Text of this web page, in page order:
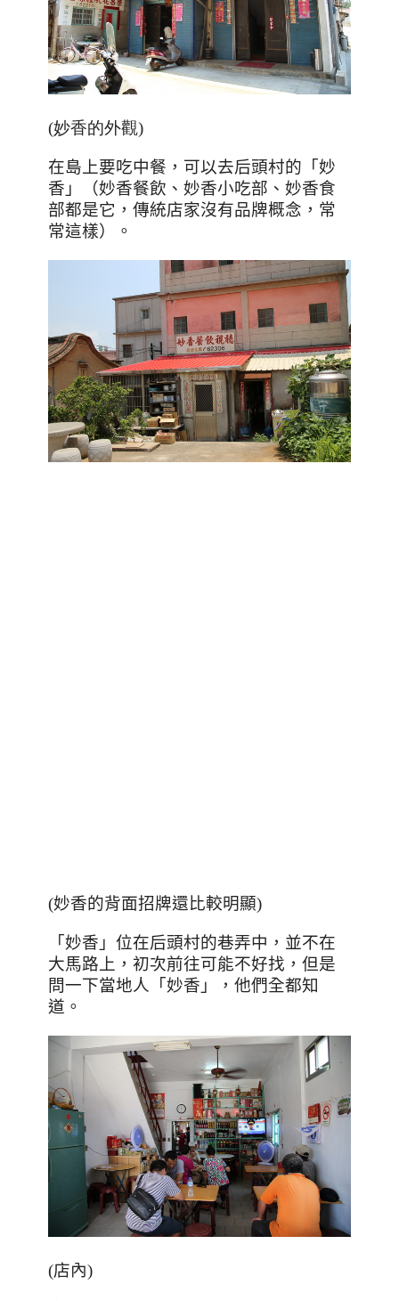
(妙香的外觀)
在島上要吃中餐，可以去后頭村的「妙
香」（妙香餐飲、妙香小吃部、妙香食
部都是它，傳統店家沒有品牌概念，常
常這樣）。
(妙香的背面招牌還比較明顯)
「妙香」位在后頭村的巷弄中，並不在
大馬路上，初次前往可能不好找，但是
問一下當地人「妙香」，他們全都知
道。
(店內)